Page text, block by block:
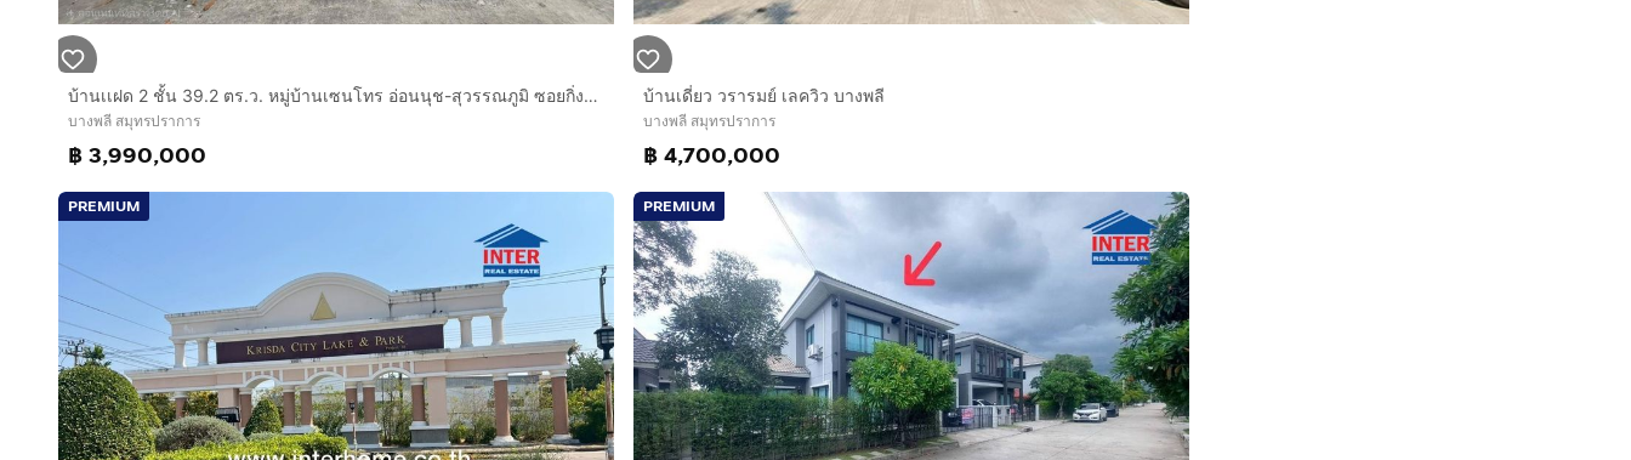
บ้านเเฝด 2 ชั้น 39.2 ตร.ว. หมู่บ้านเซนโทร อ่อนนุช-สุวรรณภูมิ ซอยกิ่งแก้ว37 ถนนกิ่งแก้ว บางพลี สมุทรปราการ
บางพลี สมุทรปราการ
฿ 3,990,000
บ้านเดี่ยว วรารมย์ เลควิว บางพลี
บางพลี สมุทรปราการ
฿ 4,700,000
PREMIUM PREMIUM